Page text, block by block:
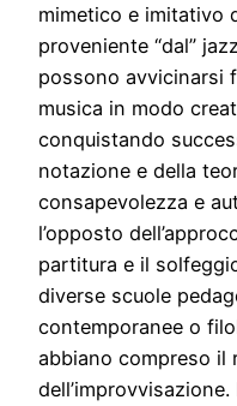
mimetico e imitativo
proveniente “dal”
possono avvicinarsi
musica in modo
conquistando
notazione e della
consapevolezza e
l’opposto
partitura e il
diverse scuole
contemporanee o
abbiano compreso il